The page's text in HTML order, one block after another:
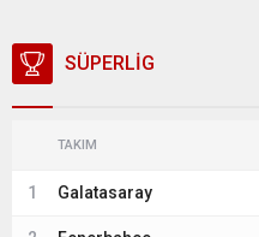
SÜPERLIG
TAKIM
1 Galatasaray